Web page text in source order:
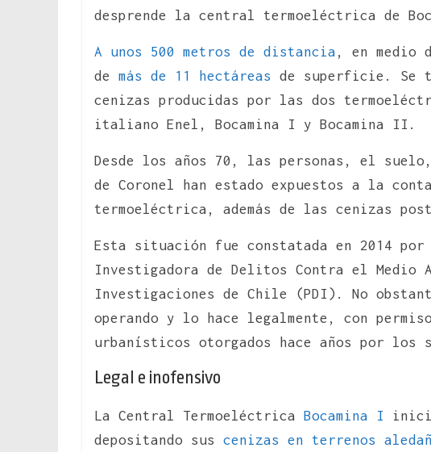
desprende la central termoeléctrica de
A unos 500 metros de distancia , en medio
de más de 11 hectáreas de superficie. Se
cenizas producidas por las dos
italiano Enel, Bocamina I y Bocamina II.
Desde los años 70, las personas, el
de Coronel han estado expuestos a la
termoeléctrica, además de las cenizas
Esta situación fue constatada en 2014 por
Investigadora de Delitos Contra el Medio
Investigaciones de Chile (PDI). No
operando y lo hace legalmente, con
urbanísticos otorgados hace años por los
Legal e inofensivo
La Central Termoeléctrica Bocamina I
depositando sus cenizas en terrenos